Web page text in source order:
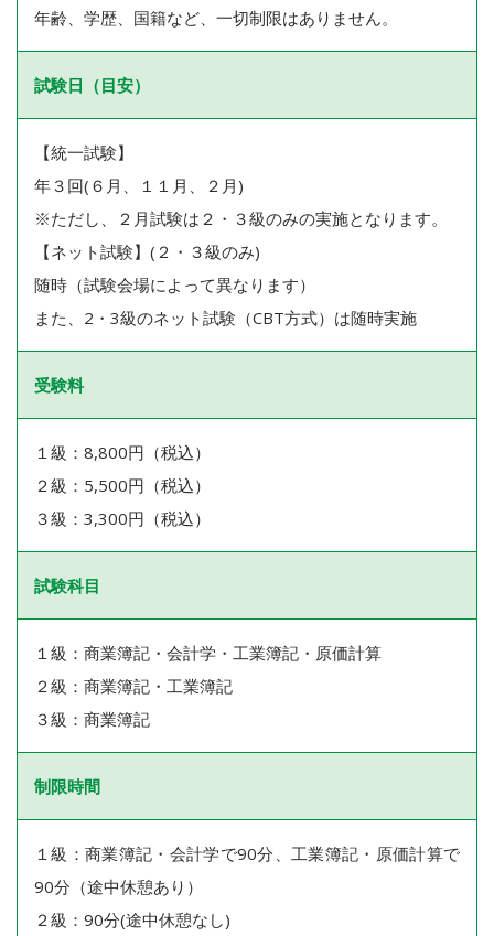
年齢、学歴、国籍など、一切制限はありません。
試験日（目安）
【統一試験】
年３回(６月、１１月、２月)
※ただし、２月試験は２・３級のみの実施となります。
【ネット試験】(２・３級のみ)
随時（試験会場によって異なります）
また、2・3級のネット試験（CBT方式）は随時実施
受験料
１級：8,800円（税込）
２級：5,500円（税込）
３級：3,300円（税込）
試験科目
１級：商業簿記・会計学・工業簿記・原価計算
２級：商業簿記・工業簿記
３級：商業簿記
制限時間
１級：商業簿記・会計学で90分、工業簿記・原価計算で
90分（途中休憩あり）
２級：90分(途中休憩なし)